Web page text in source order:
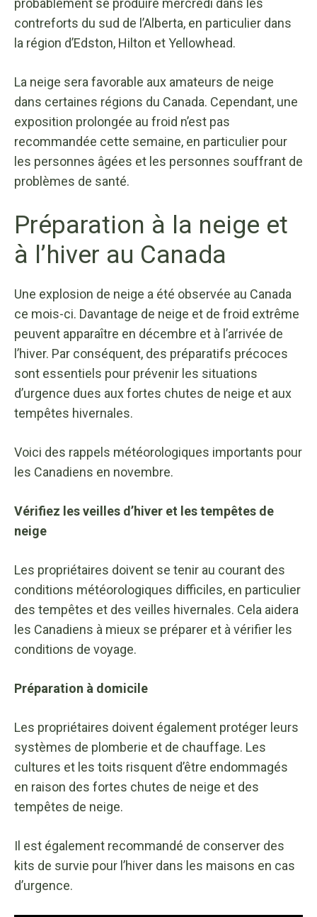
probablement se produire mercredi dans les
contreforts du sud de l’Alberta, en particulier dans
la région d’Edston, Hilton et Yellowhead.
La neige sera favorable aux amateurs de neige
dans certaines régions du Canada. Cependant, une
exposition prolongée au froid n’est pas
recommandée cette semaine, en particulier pour
les personnes âgées et les personnes souffrant de
problèmes de santé.
Préparation à la neige et
à l’hiver au Canada
Une explosion de neige a été observée au Canada
ce mois-ci. Davantage de neige et de froid extrême
peuvent apparaître en décembre et à l’arrivée de
l’hiver. Par conséquent, des préparatifs précoces
sont essentiels pour prévenir les situations
d’urgence dues aux fortes chutes de neige et aux
tempêtes hivernales.
Voici des rappels météorologiques importants pour
les Canadiens en novembre.
Vérifiez les veilles d’hiver et les tempêtes de
neige
Les propriétaires doivent se tenir au courant des
conditions météorologiques difficiles, en particulier
des tempêtes et des veilles hivernales. Cela aidera
les Canadiens à mieux se préparer et à vérifier les
conditions de voyage.
Préparation à domicile
Les propriétaires doivent également protéger leurs
systèmes de plomberie et de chauffage. Les
cultures et les toits risquent d’être endommagés
en raison des fortes chutes de neige et des
tempêtes de neige.
Il est également recommandé de conserver des
kits de survie pour l’hiver dans les maisons en cas
d’urgence.